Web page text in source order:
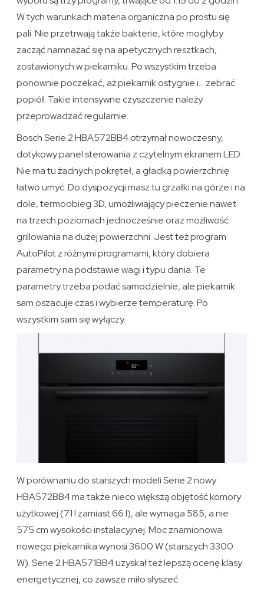
W tych warunkach materia organiczna po prostu się
pali. Nie przetrwają także bakterie, które mogłyby
zacząć namnażać się na apetycznych resztkach,
zostawionych w piekarniku. Po wszystkim trzeba
ponownie poczekać, aż piekarnik ostygnie i… zebrać
popiół. Takie intensywne czyszczenie należy
przeprowadzać regularnie.
Bosch Serie 2 HBA572BB4 otrzymał nowoczesny,
dotykowy panel sterowania z czytelnym ekranem LED.
Nie ma tu żadnych pokręteł, a gładką powierzchnię
łatwo umyć. Do dyspozycji masz tu grzałki na górze i na
dole, termoobieg 3D, umożliwiający pieczenie nawet
na trzech poziomach jednocześnie oraz możliwość
grillowania na dużej powierzchni. Jest też program
AutoPilot z różnymi programami, który dobiera
parametry na podstawie wagi i typu dania. Te
parametry trzeba podać samodzielnie, ale piekarnik
sam oszacuje czas i wybierze temperaturę. Po
wszystkim sam się wyłączy.
W porównaniu do starszych modeli Serie 2 nowy
HBA572BB4 ma także nieco większą objętość komory
użytkowej (71 l zamiast 66 l), ale wymaga 585, a nie
575 cm wysokości instalacyjnej. Moc znamionowa
nowego piekarnika wynosi 3600 W (starszych 3300
W). Serie 2 HBA571BB4 uzyskał też lepszą ocenę klasy
energetycznej, co zawsze miło słyszeć.